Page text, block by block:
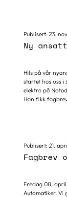
Tekniker
olje...
Publisert: 23.
Ny
Hils på vår
startet hos oss i
elektro på
Han fikk
spennende og
Publisert: 21.
Fagbrev
Fredag 08.
Automatiker. Vi